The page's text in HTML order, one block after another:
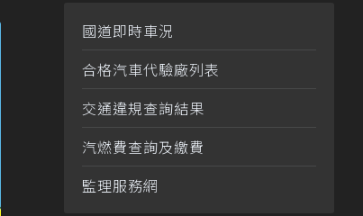
國道即時車況
合格汽車代驗廠列表
交通違規查詢結果
汽燃費查詢及繳費
監理服務網